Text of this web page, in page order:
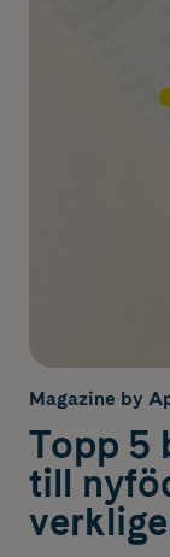
Magazine by
Topp 5
till